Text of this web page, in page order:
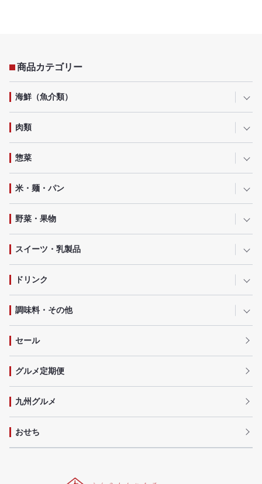
商品カテゴリー
海鮮（魚介類）
肉類
惣菜
米・麺・パン
野菜・果物
スイーツ・乳製品
ドリンク
調味料・その他
セール
グルメ定期便
九州グルメ
おせち